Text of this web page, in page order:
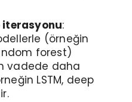
iterasyonu:
(örneğin
forest)
vadede daha
LSTM, deep